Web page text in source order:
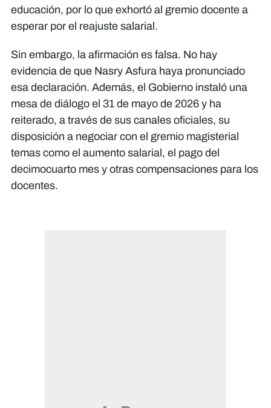
educación, por lo que exhortó al gremio docente a
esperar por el reajuste salarial.
Sin embargo, la afirmación es falsa. No hay
evidencia de que Nasry Asfura haya pronunciado
esa declaración. Además, el Gobierno instaló una
mesa de diálogo el 31 de mayo de 2026 y ha
reiterado, a través de sus canales oficiales, su
disposición a negociar con el gremio magisterial
temas como el aumento salarial, el pago del
decimocuarto mes y otras compensaciones para los
docentes.